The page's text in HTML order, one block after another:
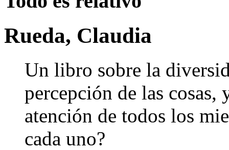
Rueda, Claudia
Un libro sobre la
percepción de las
atención de todos los
cada uno?